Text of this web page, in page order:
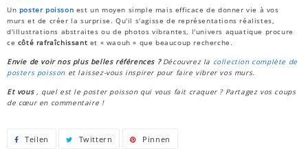
Un poster poisson est un moyen simple mais efficace de donner vie à vos
murs et de créer la surprise. Qu'il s'agisse de représentations réalistes,
d'illustrations abstraites ou de photos vibrantes, l'univers aquatique procure
ce côté rafraîchissant et « waouh » que beaucoup recherche.
Envie de voir nos plus belles références ?Découvrez la collection complète de
posters poisson et laissez-vous inspirer pour faire vibrer vos murs.
Et vous, quel est le poster poisson qui vous fait craquer ? Partagez vos coups
de cœur en commentaire !
Teilen
Auf
Twittern
Auf
Pinnen